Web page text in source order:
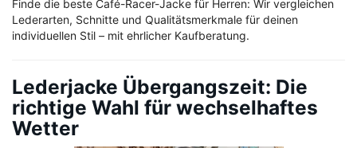
Finde die beste Café-Racer-Jacke für Herren: Wir vergleichen
Lederarten, Schnitte und Qualitätsmerkmale für deinen
individuellen Stil – mit ehrlicher Kaufberatung.
Lederjacke Übergangszeit: Die
richtige Wahl für wechselhaftes
Wetter